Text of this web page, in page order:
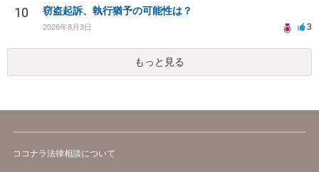
10 窃盗起訴、執行猶予の可能性は？
2026年8月3日 3
もっと見る
ココナラ法律相談について